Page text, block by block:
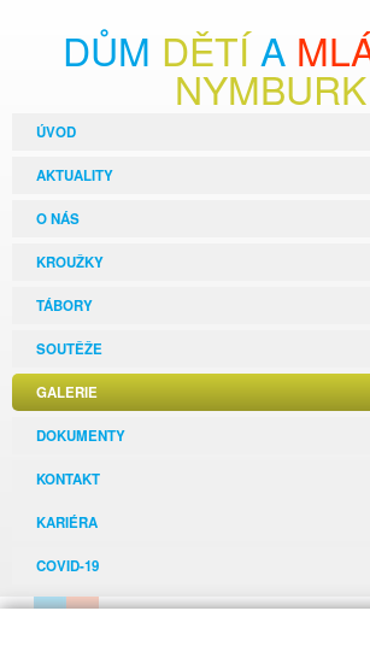
DŮM DĚTÍ A
NYMBURK
ÚVOD
AKTUALITY
O NÁS
KROUŽKY
TÁBORY
SOUTĚŽE
GALERIE
DOKUMENTY
KONTAKT
KARIÉRA
COVID-19